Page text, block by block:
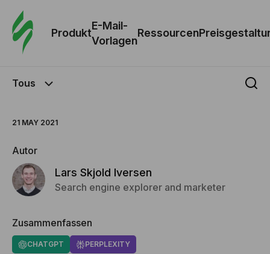
Produkt
E-Mail-
Vorlagen
Ressourcen
Tous
21 MAY 2021
Autor
Lars Skjold Iversen
Search engine explorer and marketer
Zusammenfassen
CHATGPT PERPLEXITY